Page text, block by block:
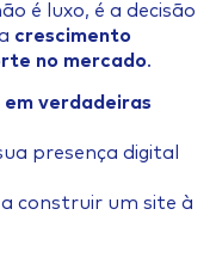
é luxo, é a decisão
crescimento
no mercado.
verdadeiras
presença digital
a construir um site à